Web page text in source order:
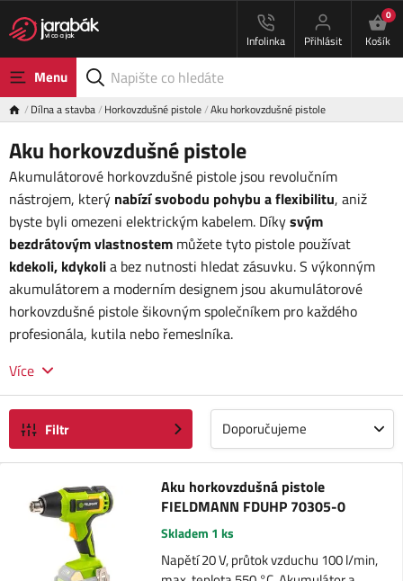
Infolinka Přihlásit
0
Košík
Menu
Dílna a stavba Horkovzdušné pistole Aku horkovzdušné pistole
Aku horkovzdušné pistole
Akumulátorové horkovzdušné pistole jsou revolučním
nástrojem, který nabízí svobodu pohybu a flexibilitu, aniž
byste byli omezeni elektrickým kabelem. Díkysvým
bezdrátovým vlastnostem můžete tyto pistole používat
kdekoli, kdykolia bez nutnosti hledat zásuvku. S výkonným
akumulátorem a moderním designem jsou akumulátorové
horkovzdušné pistole šikovným společníkem pro každého
profesionála, kutila nebo řemeslníka.
Více
Filtr Doporučujeme
Aku horkovzdušná pistole
FIELDMANN FDUHP 70305-0
Skladem 1 ks
Napětí 20 V, průtok vzduchu 100 l/min,